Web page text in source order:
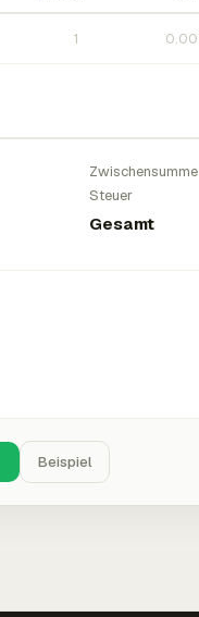
Zwischensumme
Steuer
Gesamt
Beispiel